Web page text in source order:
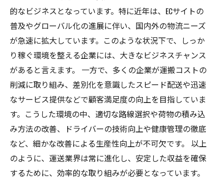
的なビジネスとなっています。特に近年は、ECサイトの
普及やグローバル化の進展に伴い、国内外の物流ニーズ
が急速に拡大しています。このような状況下で、しっか
り稼ぐ環境を整える企業には、大きなビジネスチャンス
があると言えます。 一方で、多くの企業が運搬コストの
削減に取り組み、差別化を意識したスピード配送や迅速
なサービス提供などで顧客満足度の向上を目指していま
す。こうした環境の中、適切な路線選択や荷物の積み込
み方法の改善、ドライバーの技術向上や健康管理の徹底
など、細かな改善による生産性向上が不可欠です。 以上
のように、運送業界は常に進化し、安定した収益を確保
するために、効率的な取り組みが必要となっています。